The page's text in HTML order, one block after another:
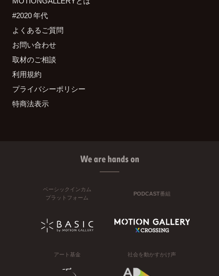
#2020 年代
よくあるご質問
お問い合わせ
取材のご相談
利用規約
プライバシーポリシー
特商法表示
We are hands on
ベーシックインカム
プラットフォーム
PODCAST番組
アート基金 社会を動かすかけ声